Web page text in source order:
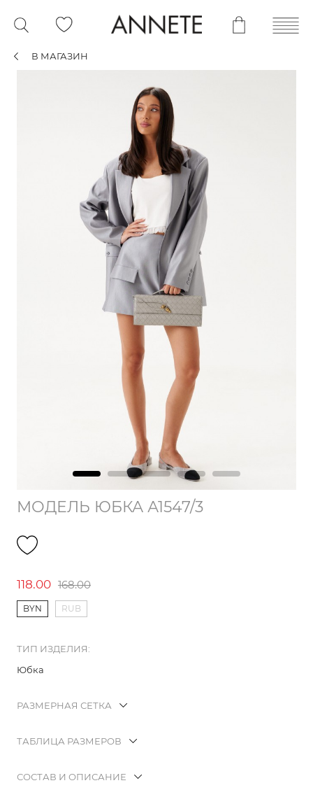
В МАГАЗИН
МОДЕЛЬ ЮБКА А1547/3
118.00 168.00
BYN RUB
ТИП ИЗДЕЛИЯ:
Юбка
РАЗМЕРНАЯ СЕТКА
ТАБЛИЦА РАЗМЕРОВ
СОСТАВ И ОПИСАНИЕ